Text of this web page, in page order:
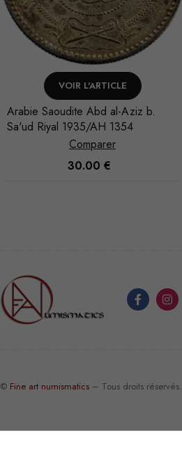
VOIR L'ARTICLE
Arabie Saoudite Abd al-Aziz b.
Sa'ud Riyal 1948/AH 1367
Comparer
25.00 €
© Fine art numismatics – Tous droits réservés.